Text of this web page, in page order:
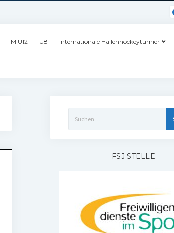
M U12 U8 Internationale Hallenhockeyturnier
nach:
FSJ STELLE